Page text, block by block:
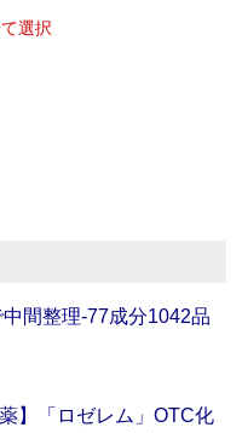
選択
間整理‐77成分1042品
】「ロゼレム」OTC化